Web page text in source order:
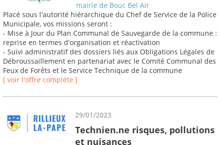
mairie de Bouc Bel Air
Placé sous l'autorité hiérarchique du Chef de Service de la Police
Municipale, vos missions seront :
- Mise à Jour du Plan Communal de Sauvegarde de la commune :
reprise en termes d'organisation et réactivation
- Suivi administratif des dossiers liés aux Obligations Légales de
Débroussaillement en partenariat avec le Comité Communal des
Feux de Forêts et le Service Technique de la commune
[ voir l'offre complète ]
29/01/2023
Technien.ne risques, pollutions
et nuisances